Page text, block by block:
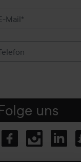
Mail*
uns